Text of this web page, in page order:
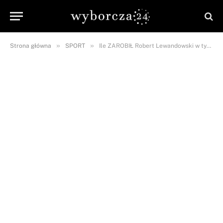
Strona główna » SPORT » Ile ZAROBIŁ Robert Lewandowski w tym sezonie? Kwota ZWALA Z NÓG!